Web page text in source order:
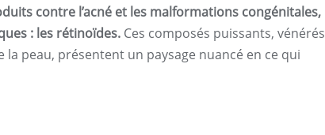
contre l’acné et les malformations congénitales,
: les rétinoïdes. Ces composés puissants, vénérés
peau, présentent un paysage nuancé en ce qui